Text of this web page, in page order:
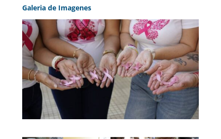
Galeria de Imagenes